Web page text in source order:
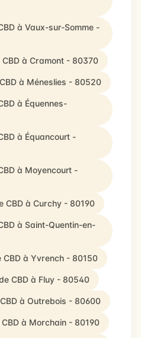
à Vaux-sur-Somme -
à Cramont - 80370
à Méneslies - 80520
à Équennes-
à Équancourt -
à Moyencourt -
CBD à Curchy - 80190
à Saint-Quentin-en-
à Yvrench - 80150
CBD à Fluy - 80540
à Outrebois - 80600
à Morchain - 80190